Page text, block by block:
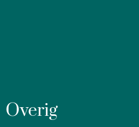
Overig